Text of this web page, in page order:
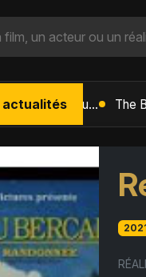
actualités L'Âge de Glace : Le Réveil du Volcan – Manny, Sid et Diego de retour pour une aventure explosive